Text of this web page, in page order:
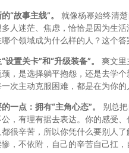
“故事主线”。
就像杨幂始终清
人迷茫、焦虑，恰恰是因为生
个领域成为什么样的人？这个答
置关卡”和“升级装备”。
爽文里
，是选择躺平抱怨，还是去学
次主动克服困难，都是在为你的
一点：拥有“主角心态”。
别总
，有理有据去表达。你的感受
很辛苦，所以你凭什么要别人
，不依附，自己的辛苦自己扛，